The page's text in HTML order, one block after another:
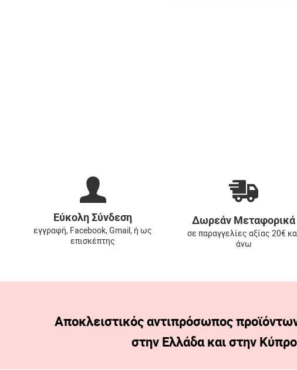
Εύκολη Σύνδεση
εγγραφή, Facebook, Gmail, ή ως
επισκέπτης
Δωρεάν Μεταφορικά
σε παραγγελίες αξίας 20€
άνω
Αποκλειστικός αντιπρόσωπος
στην Ελλάδα και στην Κύπρο